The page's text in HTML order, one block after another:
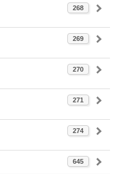
268
269
270
271
274
645